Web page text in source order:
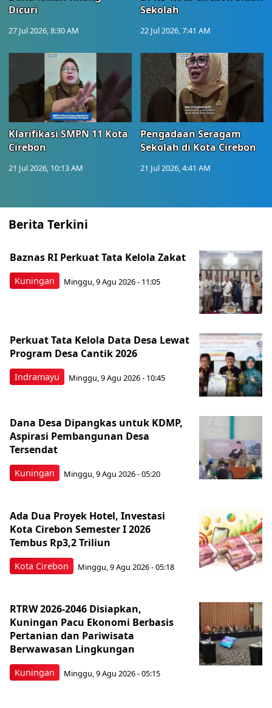
Dicuri
27 Jul 2026, 8:30 AM
Sekolah
22 Jul 2026, 7:41 AM
Klarifikasi SMPN 11 Kota
Cirebon
21 Jul 2026, 10:13 AM
Pengadaan Seragam
Sekolah di Kota Cirebon
21 Jul 2026, 4:41 AM
Berita Terkini
Kuningan
Baznas RI Perkuat Tata Kelola Zakat
Minggu, 9 Agu 2026 - 11:05
Indramayu
Perkuat Tata Kelola Data Desa Lewat
Program Desa Cantik 2026
Minggu, 9 Agu 2026 - 10:45
Kuningan
Dana Desa Dipangkas untuk KDMP,
Aspirasi Pembangunan Desa
Tersendat
Minggu, 9 Agu 2026 - 05:20
Kota Cirebon
Ada Dua Proyek Hotel, Investasi
Kota Cirebon Semester I 2026
Tembus Rp3,2 Triliun
Minggu, 9 Agu 2026 - 05:18
Kuningan
RTRW 2026-2046 Disiapkan,
Kuningan Pacu Ekonomi Berbasis
Pertanian dan Pariwisata
Berwawasan Lingkungan
Minggu, 9 Agu 2026 - 05:15